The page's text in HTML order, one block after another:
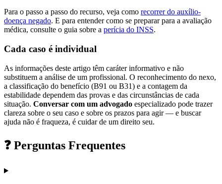
Para o passo a passo do recurso, veja como recorrer do auxílio-
doença negado. E para entender como se preparar para a avaliação
médica, consulte o guia sobre a perícia do INSS.
Cada caso é individual
As informações deste artigo têm caráter informativo e não
substituem a análise de um profissional. O reconhecimento do nexo,
a classificação do benefício (B91 ou B31) e a contagem da
estabilidade dependem das provas e das circunstâncias de cada
situação. Conversar com um advogado especializado pode trazer
clareza sobre o seu caso e sobre os prazos para agir — e buscar
ajuda não é fraqueza, é cuidar de um direito seu.
❓ Perguntas Frequentes